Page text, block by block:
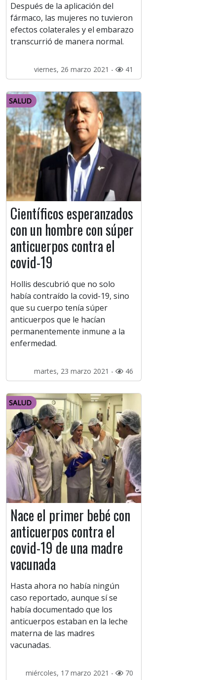
Después de la aplicación del
fármaco, las mujeres no tuvieron
efectos colaterales y el embarazo
transcurrió de manera normal.
viernes, 26 marzo 2021 - 41
SALUD
Científicos esperanzados
con un hombre con súper
anticuerpos contra el
covid-19
Hollis descubrió que no solo
había contraído la covid-19, sino
que su cuerpo tenía súper
anticuerpos que le hacían
permanentemente inmune a la
enfermedad.
martes, 23 marzo 2021 - 46
SALUD
Nace el primer bebé con
anticuerpos contra el
covid-19 de una madre
vacunada
Hasta ahora no había ningún
caso reportado, aunque sí se
había documentado que los
anticuerpos estaban en la leche
materna de las madres
vacunadas.
miércoles, 17 marzo 2021 - 70